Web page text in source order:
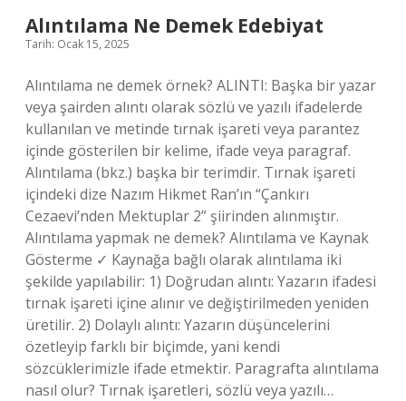
Alıntılama Ne Demek Edebiyat
Tarih: Ocak 15, 2025
Alıntılama ne demek örnek? ALINTI: Başka bir yazar
veya şairden alıntı olarak sözlü ve yazılı ifadelerde
kullanılan ve metinde tırnak işareti veya parantez
içinde gösterilen bir kelime, ifade veya paragraf.
Alıntılama (bkz.) başka bir terimdir. Tırnak işareti
içindeki dize Nazım Hikmet Ran’ın “Çankırı
Cezaevi’nden Mektuplar 2” şiirinden alınmıştır.
Alıntılama yapmak ne demek? Alıntılama ve Kaynak
Gösterme ✓ Kaynağa bağlı olarak alıntılama iki
şekilde yapılabilir: 1) Doğrudan alıntı: Yazarın ifadesi
tırnak işareti içine alınır ve değiştirilmeden yeniden
üretilir. 2) Dolaylı alıntı: Yazarın düşüncelerini
özetleyip farklı bir biçimde, yani kendi
sözcüklerimizle ifade etmektir. Paragrafta alıntılama
nasıl olur? Tırnak işaretleri, sözlü veya yazılı…